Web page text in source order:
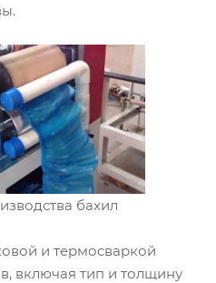
бахил
и термосваркой
включая тип и толщину